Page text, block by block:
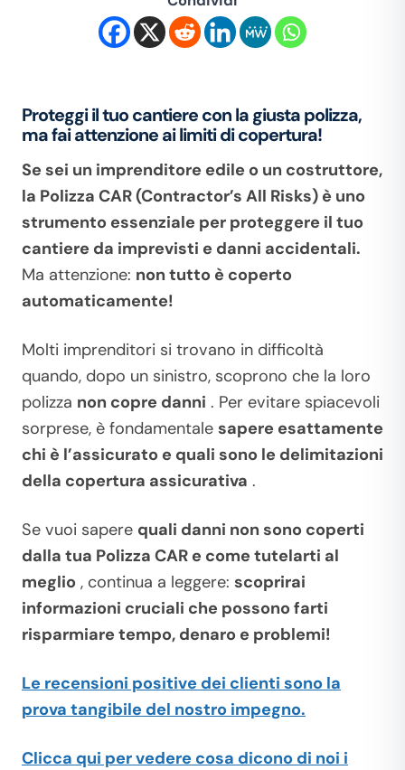
Proteggi il tuo cantiere con la giusta polizza,
ma fai attenzione ai limiti di copertura!
Se sei un imprenditore edile o un costruttore,
la Polizza CAR (Contractor’s All Risks) è uno
strumento essenziale per proteggere il tuo
cantiere da imprevisti e danni accidentali.
Ma attenzione: non tutto è coperto
automaticamente!
Molti imprenditori si trovano in difficoltà
quando, dopo un sinistro, scoprono che la loro
polizza non copre danni . Per evitare spiacevoli
sorprese, è fondamentale sapere esattamente
chi è l’assicurato e quali sono le delimitazioni
della copertura assicurativa .
Se vuoi sapere quali danni non sono coperti
dalla tua Polizza CAR e come tutelarti al
meglio , continua a leggere: scoprirai
informazioni cruciali che possono farti
risparmiare tempo, denaro e problemi!
Le recensioni positive dei clienti sono la
prova tangibile del nostro impegno.
Clicca qui per vedere cosa dicono di noi i